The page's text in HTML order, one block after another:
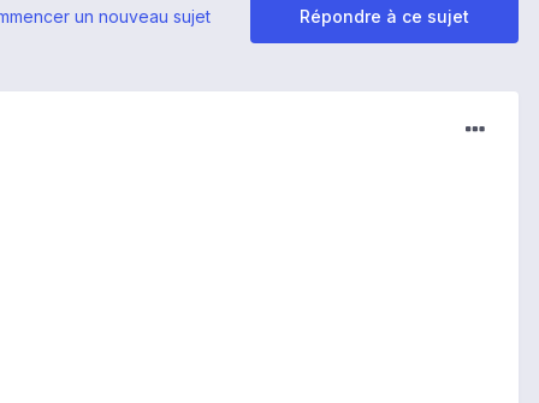
Répondre à ce sujet
un nouveau sujet